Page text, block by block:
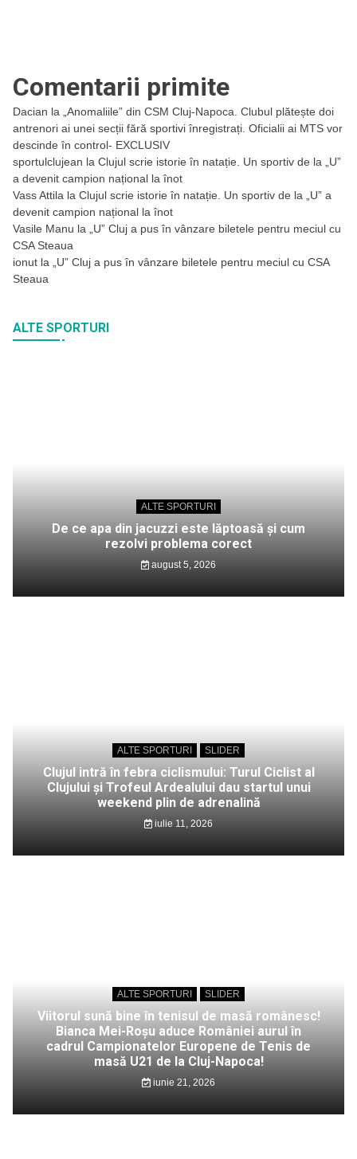
Comentarii primite
Dacian la „Anomaliile” din CSM Cluj-Napoca. Clubul plătește doi
antrenori ai unei secții fără sportivi înregistrați. Oficialii ai MTS vor
descinde în control- EXCLUSIV
sportulclujean la Clujul scrie istorie în natație. Un sportiv de la „U”
a devenit campion național la înot
Vass Attila la Clujul scrie istorie în natație. Un sportiv de la „U” a
devenit campion național la înot
Vasile Manu la „U” Cluj a pus în vânzare biletele pentru meciul cu
CSA Steaua
ionut la „U” Cluj a pus în vânzare biletele pentru meciul cu CSA
Steaua
ALTE SPORTURI
ALTE SPORTURI
De ce apa din jacuzzi este lăptoasă și cum
rezolvi problema corect
august 5, 2026
ALTE SPORTURI SLIDER
Clujul intră în febra ciclismului: Turul Ciclist al
Clujului și Trofeul Ardealului dau startul unui
weekend plin de adrenalină
iulie 11, 2026
ALTE SPORTURI SLIDER
Viitorul sună bine în tenisul de masă românesc!
Bianca Mei-Roșu aduce României aurul în
cadrul Campionatelor Europene de Tenis de
masă U21 de la Cluj-Napoca!
iunie 21, 2026